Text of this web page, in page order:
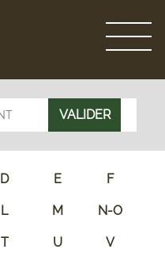
D E F
L M N-O
T U V